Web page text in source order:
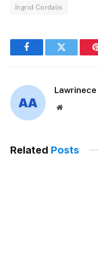
Ingrid Cordalis
FacebookTwitter
Lawrinece
Website
Related Posts